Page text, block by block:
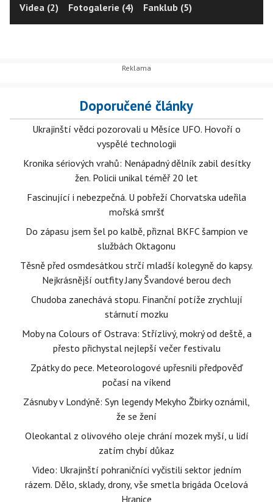
Videa (2) Fotogalerie (4) Fanklub (5)
Doporučené články
Ukrajinští vědci pozorovali u Měsíce UFO. Hovoří o
vyspělé technologii
Kronika sériových vrahů: Nenápadný dělník zabil desítky
žen. Policii unikal téměř 20 let
Fascinující i nebezpečná. U pobřeží Chorvatska udeřila
mořská smršť
Do zápasu jsem šel po kalbě, přiznal BKFC šampion ve
službách Oktagonu
Těsně před osmdesátkou strčí mladší kolegyně do kapsy.
Nejkrásnější outfity Jany Švandové berou dech
Chudoba zanechává stopu. Finanční potíže zrychlují
stárnutí mozku
Moby na Colours of Ostrava: Střízlivý, mokrý od deště, a
přesto přichystal nejlepší večer festivalu
Zpátky do pece. Meteorologové upřesnili předpověď
počasí na víkend
Zásnuby v Londýně: Syn legendy Mekyho Žbirky oznámil,
že se žení
Oleokantal z olivového oleje chrání mozek myší, u lidí
zatím chybí důkaz
Video: Ukrajinští pohraničníci vyčistili sektor jedním
rázem. Dělo, sklady, drony, vše smetla brigáda Ocelová
Hranice